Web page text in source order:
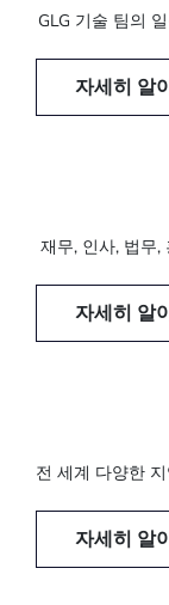
GLG 기술 팀의
자세히 알
재무, 인사, 법무,
자세히 알
전 세계 다양한
자세히 알